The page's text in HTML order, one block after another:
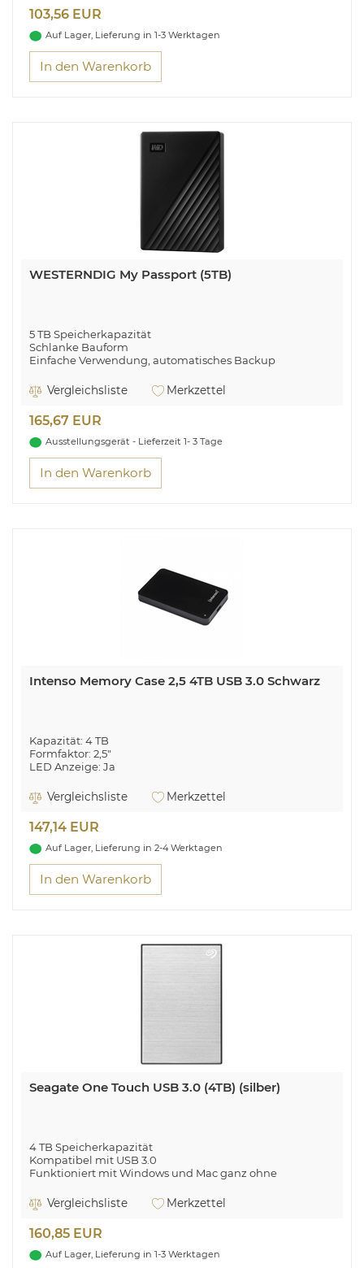
Mobiler Plug-and-Play-Speicher
103,56 EUR
Auf Lager, Lieferung in 1-3 Werktagen
In den Warenkorb
WESTERNDIG My Passport (5TB)
5 TB Speicherkapazität
Schlanke Bauform
Einfache Verwendung, automatisches Backup
Festplatte in bewährter, zuverlässiger WD® Qualität
SuperSpeed USB Port, kompatibel mit USB 2.0
Wer flexibel ist, hat mehr vom Leben
Vergleichsliste Merkzettel
165,67 EUR
Ausstellungsgerät - Lieferzeit 1- 3 Tage
In den Warenkorb
Intenso Memory Case 2,5 4TB USB 3.0 Schwarz
Kapazität: 4 TB
Formfaktor: 2,5"
LED Anzeige: Ja
Maximale Daten- Lesen: 85,00 MB/s
Transferrate: Schreiben: 75,00 MB/s
Dateisystem: FAT 32
Stromversorgung: USB Anschluss 3.0
(abwärtskompatibel)
Intenso 6021512. HDD Kapazität: 4000 GB, HDD Größe: 2.5
Zoll. USB-Version: 3.2 Gen 1 (3.1 Gen 1). HDD
Vergleichsliste Merkzettel
147,14 EUR
Auf Lager, Lieferung in 2-4 Werktagen
In den Warenkorb
Seagate One Touch USB 3.0 (4TB) (silber)
4 TB Speicherkapazität
Kompatibel mit USB 3.0
Funktioniert mit Windows und Mac ganz ohne
Genügend Platz zum Wachsen
Vergleichsliste Merkzettel
160,85 EUR
Auf Lager, Lieferung in 1-3 Werktagen